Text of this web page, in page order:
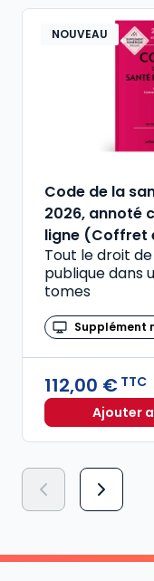
NOUVEAU
Code de la
2026, annoté
ligne (Coffret
Tout le droit
publique dans
tomes
Supplément
112,00 € TTC
Ajouter